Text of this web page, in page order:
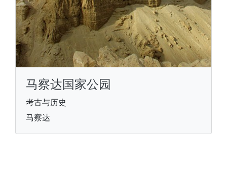
马察达国家公园
考古与历史
马察达